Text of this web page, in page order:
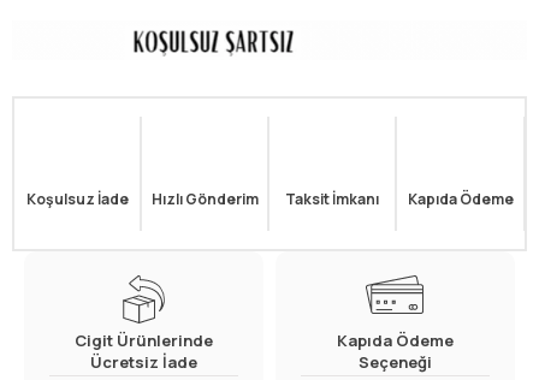
Koşulsuz İade Hızlı Gönderim Taksit İmkanı Kapıda Ödeme
Cigit Ürünlerinde
Ücretsiz İade
Kapıda Ödeme
Seçeneği